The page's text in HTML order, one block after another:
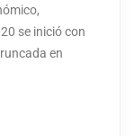
se inició con
en